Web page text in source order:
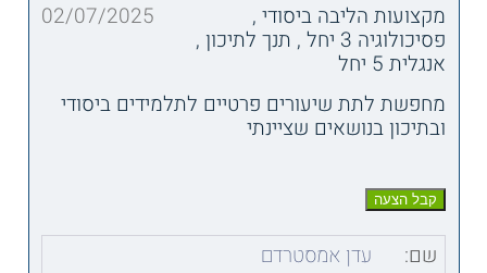
מקצועות הליבה ביסודי ,
פסיכולוגיה 3 יחל , תנך לתיכון ,
אנגלית 5 יחל
02/07/2025
מחפשת לתת שיעורים פרטיים לתלמידים ביסודי
ובתיכון בנושאים שציינתי
שם:
עדן אמסטרדם